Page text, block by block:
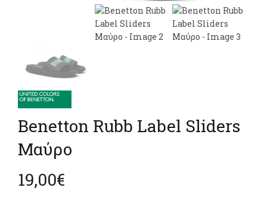
Benetton Rubb Label Sliders
Μαύρο
19,00€